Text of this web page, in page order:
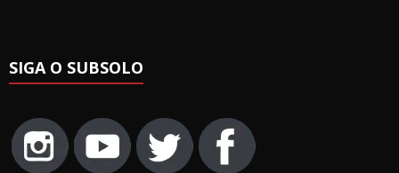
SIGA O SUBSOLO